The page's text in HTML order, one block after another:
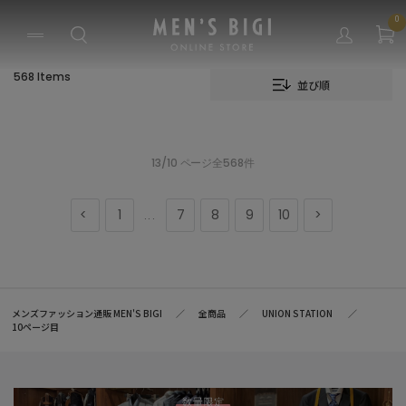
0
568 Items 並び順
13/10 ページ全568件
1 ... 7 8 9 10
メンズファッション通販 MEN'S BIGI 全商品
UNION STATION
10ページ目